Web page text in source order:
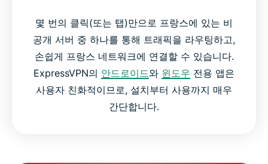
몇 번의 클릭(또는 탭)만으로 프랑스에 있는 비
공개 서버 중 하나를 통해 트래픽을 라우팅하고,
손쉽게 프랑스 네트워크에 연결할 수 있습니다.
ExpressVPN의 안드로이드와 윈도우 전용 앱은
사용자 친화적이므로, 설치부터 사용까지 매우
간단합니다.